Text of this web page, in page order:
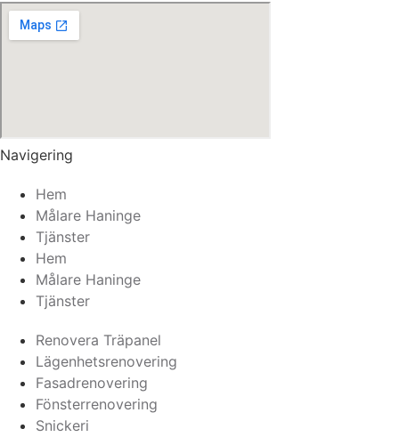
Navigering
Hem
Målare Haninge
Tjänster
Hem
Målare Haninge
Tjänster
Renovera Träpanel
Lägenhetsrenovering
Fasadrenovering
Fönsterrenovering
Snickeri